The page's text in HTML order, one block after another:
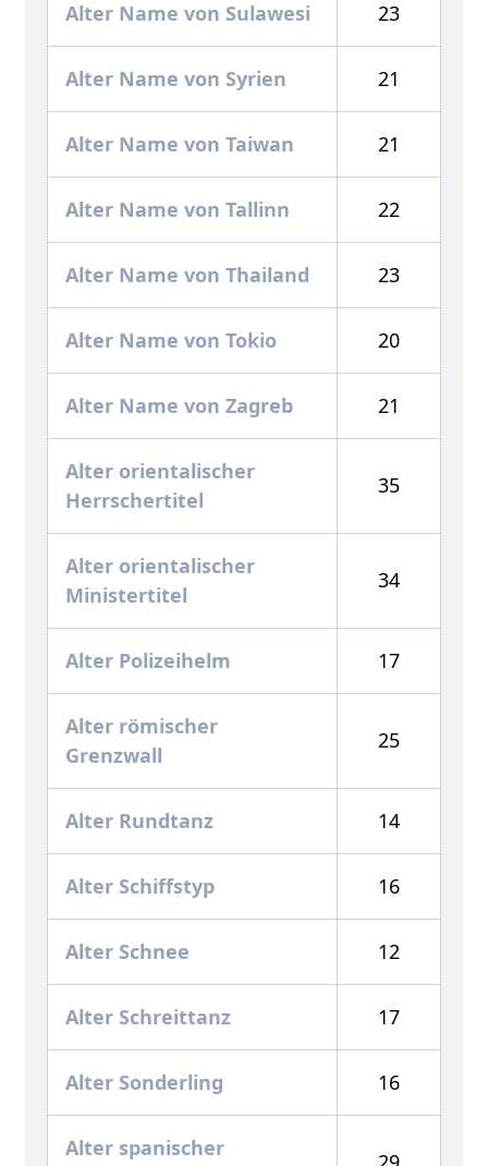
Alter Name von Sulawesi 23
Alter Name von Syrien 21
Alter Name von Taiwan 21
Alter Name von Tallinn 22
Alter Name von Thailand 23
Alter Name von Tokio 20
Alter Name von Zagreb 21
Alter orientalischer
Herrschertitel
35
Alter orientalischer
Ministertitel
34
Alter Polizeihelm 17
Alter römischer
Grenzwall
25
Alter Rundtanz 14
Alter Schiffstyp 16
Alter Schnee 12
Alter Schreittanz 17
Alter Sonderling 16
Alter spanischer